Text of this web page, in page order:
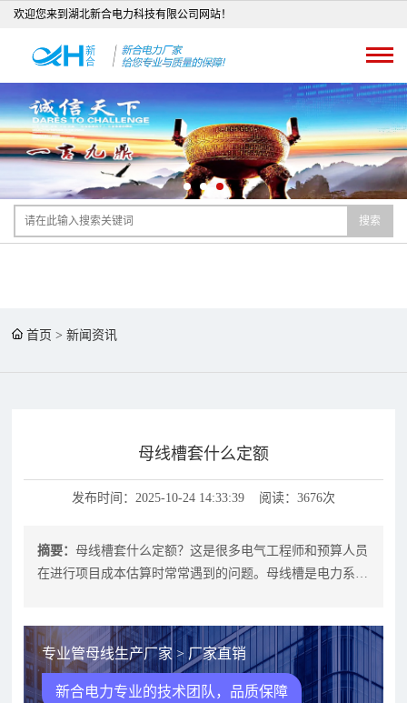
欢迎您来到湖北新合电力科技有限公司网站！
搜索
首页 >新闻资讯
母线槽套什么定额
发布时间：2025-10-24 14:33:39 阅读：3676次
摘要：母线槽套什么定额？这是很多电气工程师和预算人员
在进行项目成本估算时常常遇到的问题。母线槽是电力系统
专业管母线生产厂家 > 厂家直销
新合电力专业的技术团队，品质保障